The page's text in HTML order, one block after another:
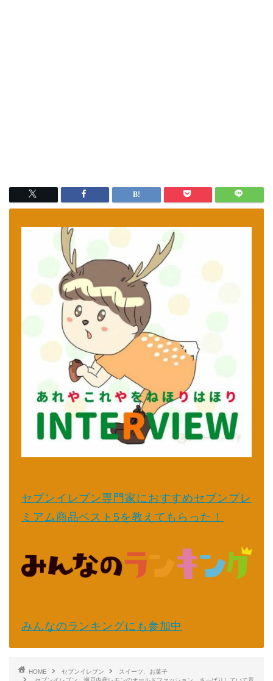
セブンイレブン専門家におすすめセブンプレ
ミアム商品ベスト5を教えてもらった！
みんなのランキングにも参加中
HOME セブンイレブン
スイーツ、お菓子